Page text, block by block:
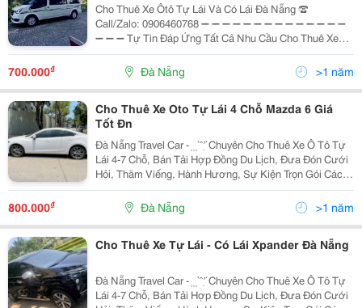
Cho Thuê Xe Ôtô Tự Lái Và Có Lái Đà Nẵng ☎️
Call/Zalo: 0906460768 ➖ ➖ ➖ ➖ ➖ ➖ ➖ ➖ ➖ ➖ ➖ ➖ ➖ ➖
➖ ➖ ➖ Tự Tin Đáp Ứng Tất Cả Nhu Cầu Cho Thuê Xe
Tự Lái Trong Ngày Và Dài Ngày-Theo Tuần-Theo Tháng
Với Các Dịch Vụ : Với Tất Cả Tiêu Chí: Giao Xe...
700.000₫ Đà Nẵng >1 năm
Cho Thuê Xe Oto Tự Lái 4 Chỗ Mazda 6 Giá
Tốt Đn
Đà Nẵng Travel Car - ̣ ̣ ̣ ̀ ̂ ̛̣ ́ Chuyên Cho Thuê Xe Ô Tô Tự
Lái 4-7 Chỗ, Bán Tải Hợp Đồng Du Lịch, Đưa Đón Cưới
Hỏi, Thăm Viếng, Hành Hương, Sự Kiện Trọn Gói Các
Dòng Xe Từ 4 Chỗ Đến 45 Chỗ Đời Mới, Hiện Đại. &Zwj;
✈️ Cho Thuê Tài Xế Riêng...
800.000₫ Đà Nẵng >1 năm
Cho Thuê Xe Tự Lái - Có Lái Xpander Đà Nẵng
Đà Nẵng Travel Car - ̣ ̣ ̣ ̀ ̂ ̛̣ ́ Chuyên Cho Thuê Xe Ô Tô Tự
Lái 4-7 Chỗ, Bán Tải Hợp Đồng Du Lịch, Đưa Đón Cưới